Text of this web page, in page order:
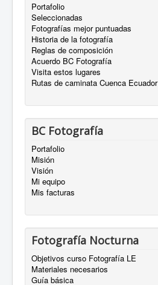
Portafolio
Seleccionadas
Fotografías mejor puntuadas
Historia de la fotografía
Reglas de composición
Acuerdo BC Fotografía
Visita estos lugares
Rutas de caminata Cuenca Ecuador
BC Fotografía
Portafolio
Misión
Visión
Mi equipo
Mis facturas
Fotografía Nocturna
Objetivos curso Fotografía LE
Materiales necesarios
Guía básica